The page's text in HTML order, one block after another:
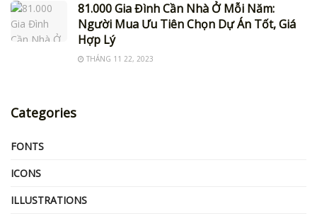
81.000 Gia Đình Cần Nhà Ở Mỗi Năm:
Người Mua Ưu Tiên Chọn Dự Án Tốt, Giá
Hợp Lý
THÁNG 11 22, 2023
Categories
FONTS
ICONS
ILLUSTRATIONS